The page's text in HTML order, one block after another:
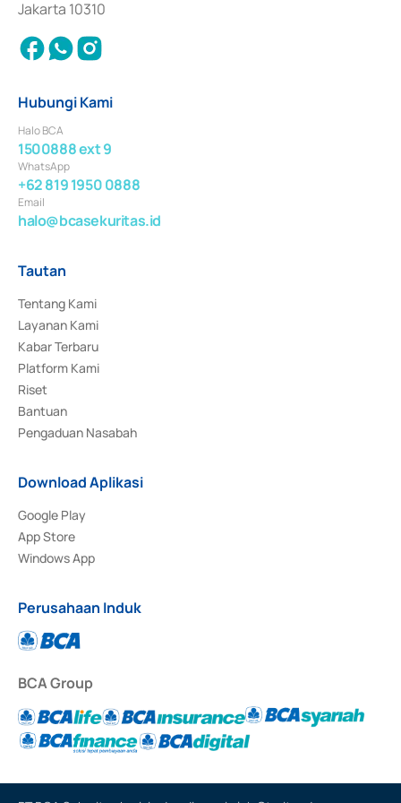
Jakarta 10310
Hubungi Kami
Halo BCA
1500888 ext 9
WhatsApp
+62 819 1950 0888
Email
halo@bcasekuritas.id
Tautan
Tentang Kami
Layanan Kami
Kabar Terbaru
Platform Kami
Riset
Bantuan
Pengaduan Nasabah
Download Aplikasi
Google Play
App Store
Windows App
Perusahaan Induk
BCA Group